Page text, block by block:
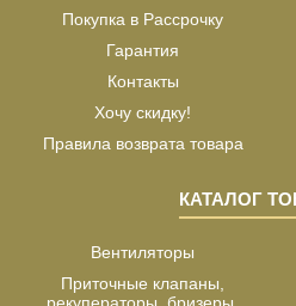
Покупка в Рассрочку
Гарантия
Контакты
Хочу скидку!
Правила возврата товара
КАТАЛОГ
Вентиляторы
Приточные клапаны,